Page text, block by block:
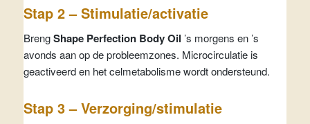
Stap 2 – Stimulatie/activatie
BrengShape Perfection Body Oil ’s morgens en ’s
avonds aan op de probleemzones. Microcirculatie is
geactiveerd en het celmetabolisme wordt ondersteund.
Stap 3 – Verzorging/stimulatie